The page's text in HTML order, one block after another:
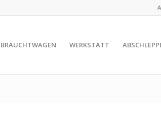
WERKSTATT